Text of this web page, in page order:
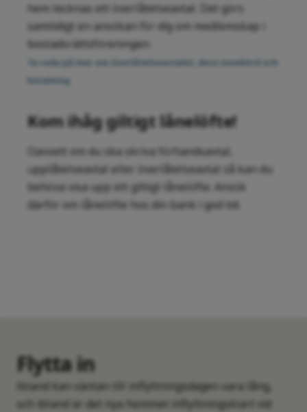
hem tecknas ett överlåtelseavtal. Det görs
samtidigt en ansökan för dig om medlemskap i
bostadsrättsföreningen.
Ta reda på mer om överlåtelseavtalet, dess innebörd och
betalning
Kom ihåg giltigt lånelöfte!
Oavsett om du ska skriva förhandsavtal,
upplåtelseavtal eller överlåtelseavtal så kan du
behöva visa upp ett giltigt lånelöfte. Ansök
därför om lånelöfte hos din bank i god tid.
Flytta in
Ibland kan väntan till inflyttningsdagen vara lång,
och ibland är det nya hemmet inflyttningsklart vid